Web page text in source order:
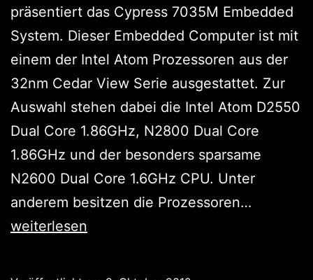
präsentiert das Cypress 7035M Embedded
System. Dieser Embedded Computer ist mit
einem der Intel Atom Prozessoren aus der
32nm Cedar View Serie ausgestattet. Zur
Auswahl stehen dabei die Intel Atom D2550
Dual Core 1.86GHz, N2800 Dual Core
1.86GHz und der besonders sparsame
N2600 Dual Core 1.6GHz CPU. Unter
anderem besitzen die Prozessoren…
weiterlesen